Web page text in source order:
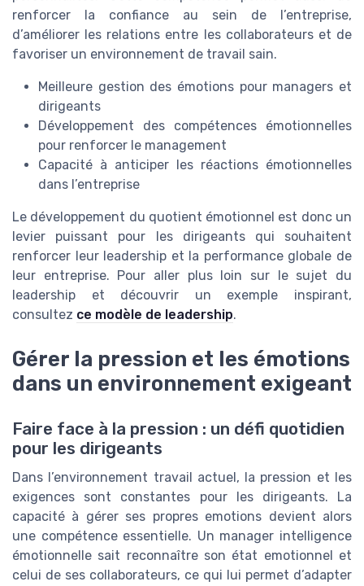
renforcer la confiance au sein de l’entreprise,
d’améliorer les relations entre les collaborateurs et de
favoriser un environnement de travail sain.
Meilleure gestion des émotions pour managers et
dirigeants
Développement des compétences émotionnelles
pour renforcer le management
Capacité à anticiper les réactions émotionnelles
dans l’entreprise
Le développement du quotient émotionnel est donc un
levier puissant pour les dirigeants qui souhaitent
renforcer leur leadership et la performance globale de
leur entreprise. Pour aller plus loin sur le sujet du
leadership et découvrir un exemple inspirant,
consultez ce modèle de leadership.
Gérer la pression et les émotions
dans un environnement exigeant
Faire face à la pression : un défi quotidien
pour les dirigeants
Dans l’environnement travail actuel, la pression et les
exigences sont constantes pour les dirigeants. La
capacité à gérer ses propres emotions devient alors
une compétence essentielle. Un manager intelligence
émotionnelle sait reconnaître son état emotionnel et
celui de ses collaborateurs, ce qui lui permet d’adapter